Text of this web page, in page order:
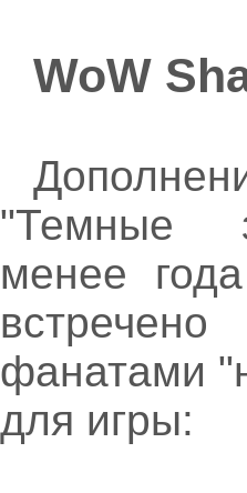
WoW
"Темные
менее
фанатами
для игры: